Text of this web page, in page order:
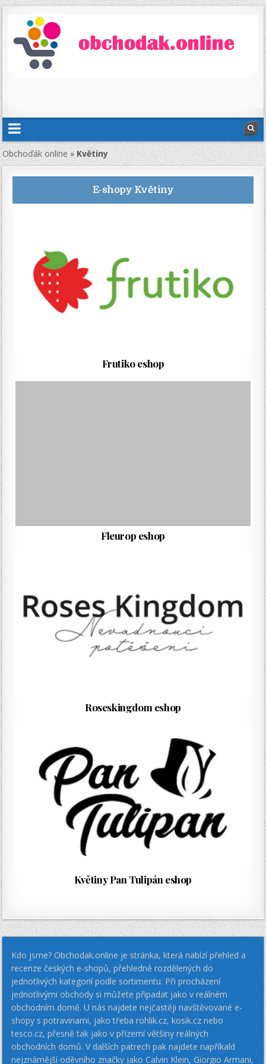
Obchoďák online»Květiny
E-shopy Květiny
Frutiko eshop
Fleurop eshop
Roseskingdom eshop
Květiny Pan Tulipán eshop
Kdo jsme? Obchodak.online je stránka, která nabízí přehled a
recenze českých e-shopů, přehledně rozdělených do
jednotlivých kategorií podle sortimentu. Při procházení
jednotlivými obchody si můžete připadat jako v reálném
obchodním domě. U nás najdete nejčastěji navštěvované e-
shopy s potravinami, jako třeba rohlik.cz, kosik.cz nebo
tesco.cz, přesně tak jako v přízemí většiny reálných
obchodních domů. V dalších patrech pak najdete napříkald
nejznámější oděvního značky jako Calvin Klein, Giorgio Armani,